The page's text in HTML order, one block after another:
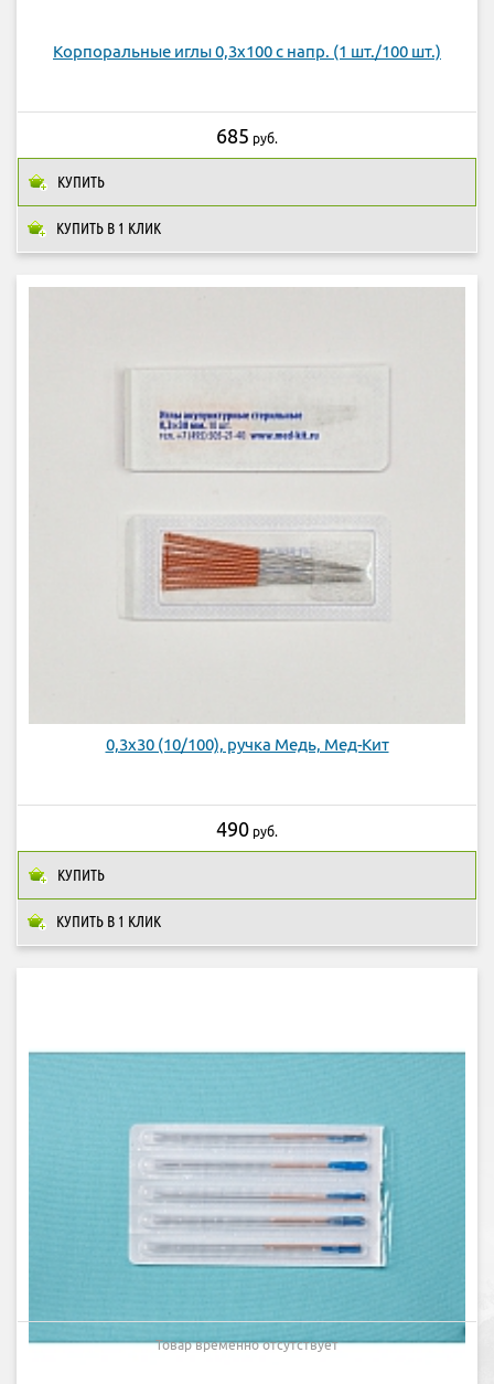
Корпоральные иглы 0,3x100 с напр. (1 шт./100 шт.)
КУПИТЬ В 1 КЛИК
685 руб.
КУПИТЬ
0,3х30 (10/100), ручка Медь, Мед-Кит
КУПИТЬ В 1 КЛИК
490 руб.
КУПИТЬ
Товар временно отсутствует